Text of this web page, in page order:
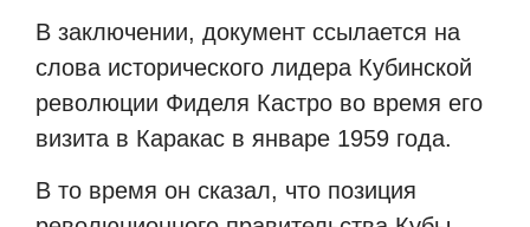
В заключении, документ ссылается на
слова исторического лидера Кубинской
революции Фиделя Кастро во время его
визита в Каракас в январе 1959 года.
В то время он сказал, что позиция